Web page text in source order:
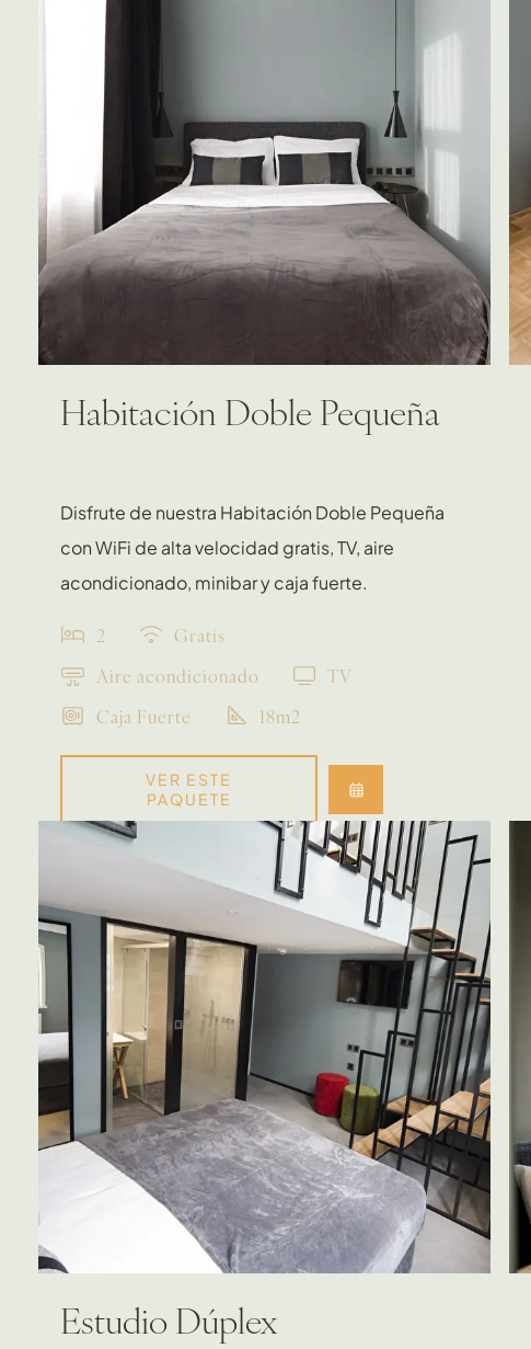
Habitación Doble Pequeña
Disfrute de nuestra Habitación Doble Pequeña
con WiFi de alta velocidad gratis, TV, aire
acondicionado, minibar y caja fuerte.
2
Gratis
Aire acondicionado
TV
Caja Fuerte
18m2
VER ESTE
PAQUETE
Estudio Dúplex